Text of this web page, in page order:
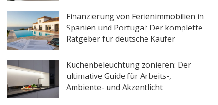
Finanzierung von Ferienimmobilien in
Spanien und Portugal: Der komplette
Ratgeber für deutsche Käufer
Küchenbeleuchtung zonieren: Der
ultimative Guide für Arbeits-,
Ambiente- und Akzentlicht